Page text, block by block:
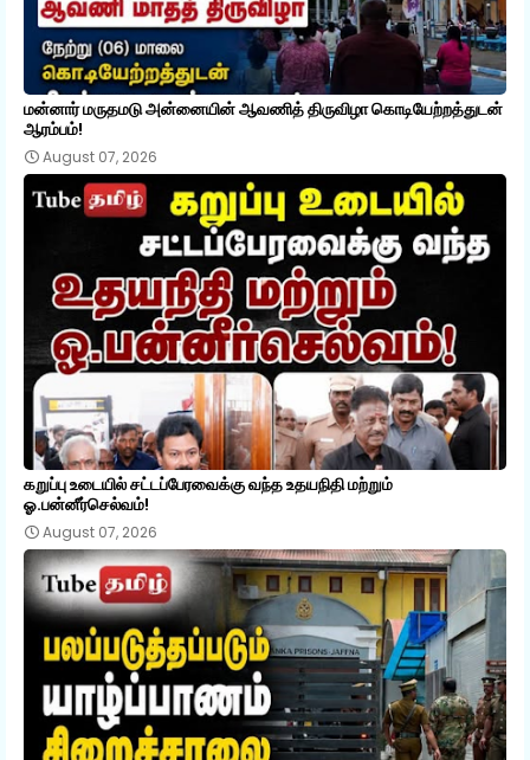
மன்னார் மருதமடு அன்னையின் ஆவணித் திருவிழா கொடியேற்றத்துடன்
ஆரம்பம்!
August 07, 2026
கறுப்பு உடையில் சட்டப்பேரவைக்கு வந்த உதயநிதி மற்றும்
ஓ.பன்னீர்செல்வம்!
August 07, 2026